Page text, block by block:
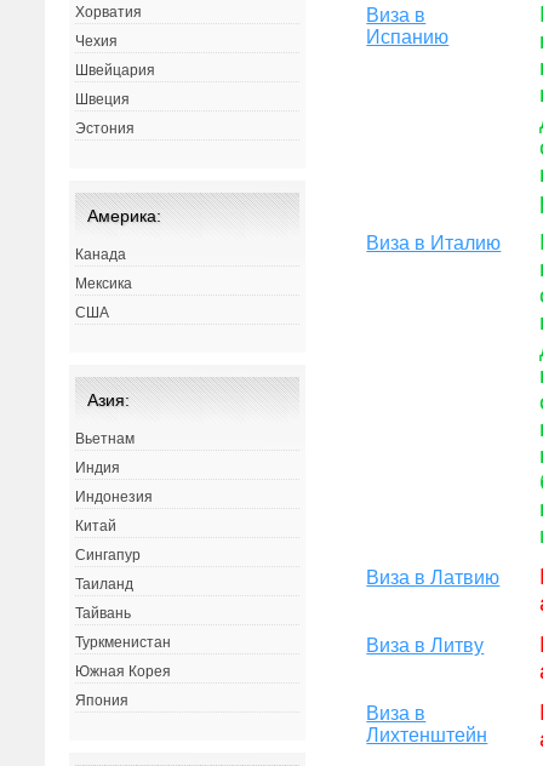
Виза в
Испанию
Виза в Италию
Виза в Латвию
Виза в Литву
Виза в
Лихтенштейн
Хорватия
Чехия
Швейцария
Швеция
Эстония
Америка:
Канада
Мексика
США
Азия:
Вьетнам
Индия
Индонезия
Китай
Сингапур
Таиланд
Тайвань
Туркменистан
Южная Корея
Япония